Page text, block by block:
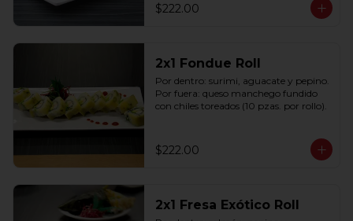
$222.00
2x1 Fondue Roll
Por dentro: surimi, aguacate y pepino.
Por fuera: queso manchego fundido
con chiles toreados (10 pzas. por rollo).
$222.00
2x1 Fresa Exótico Roll